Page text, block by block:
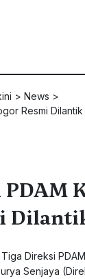
> News >
Resmi Dilantik
Direksi
Senjaya